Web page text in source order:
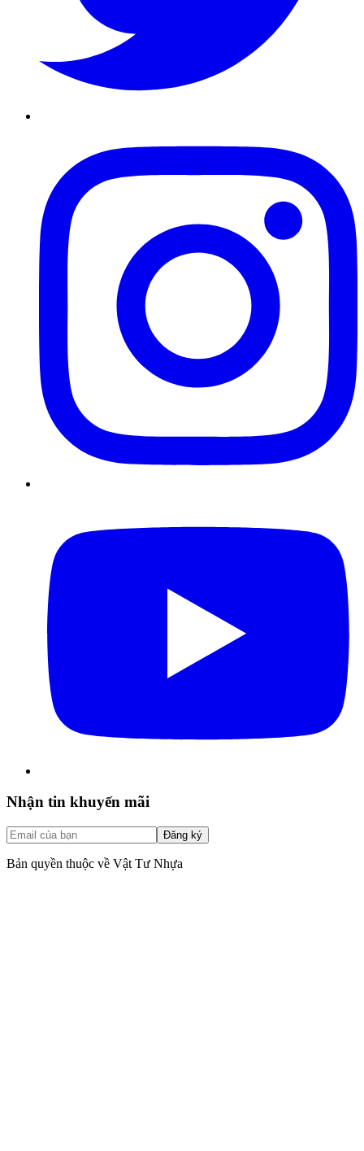
Nhận tin khuyến mãi
Đăng ký
Bản quyền thuộc về Vật Tư Nhựa